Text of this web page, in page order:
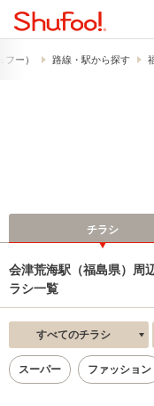
ー） 路線・駅から探す
チラシ
会津荒海駅（福島県）周
ラシ一覧
すべてのチラシ
スーパー ファッション